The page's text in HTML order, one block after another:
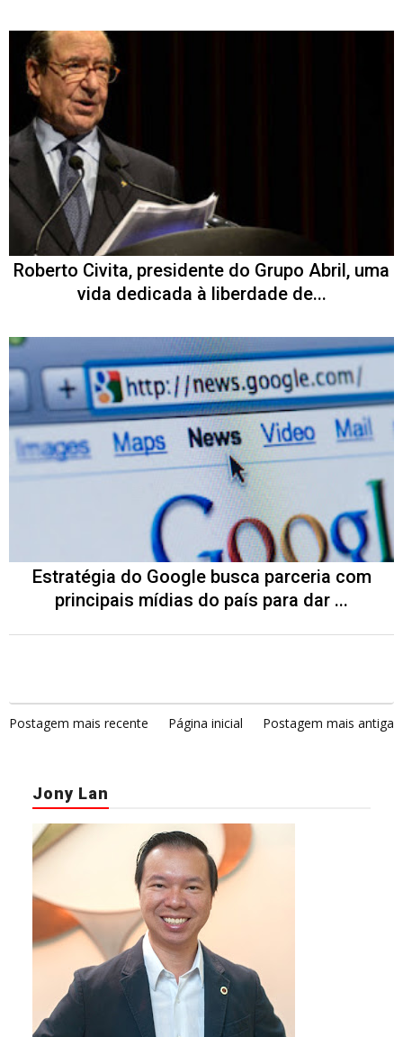
Roberto Civita, presidente do Grupo Abril, uma
vida dedicada à liberdade de...
Estratégia do Google busca parceria com
principais mídias do país para dar ...
Postagem mais recente Página inicial Postagem mais antiga
Jony Lan